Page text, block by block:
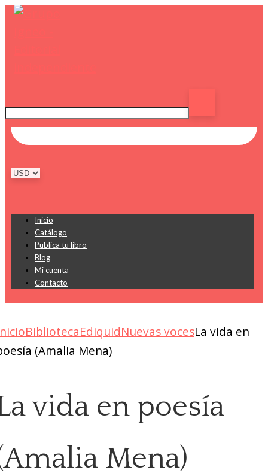
Inicio
Catálogo
Publica tu libro
Blog
Mi cuenta
Contacto
BibliotecaEdiquidNuevas vocesLa vida en
(Amalia Mena)
vida en poesía
Mena)